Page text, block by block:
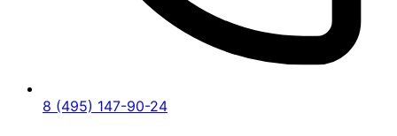
8 (495) 147-90-24